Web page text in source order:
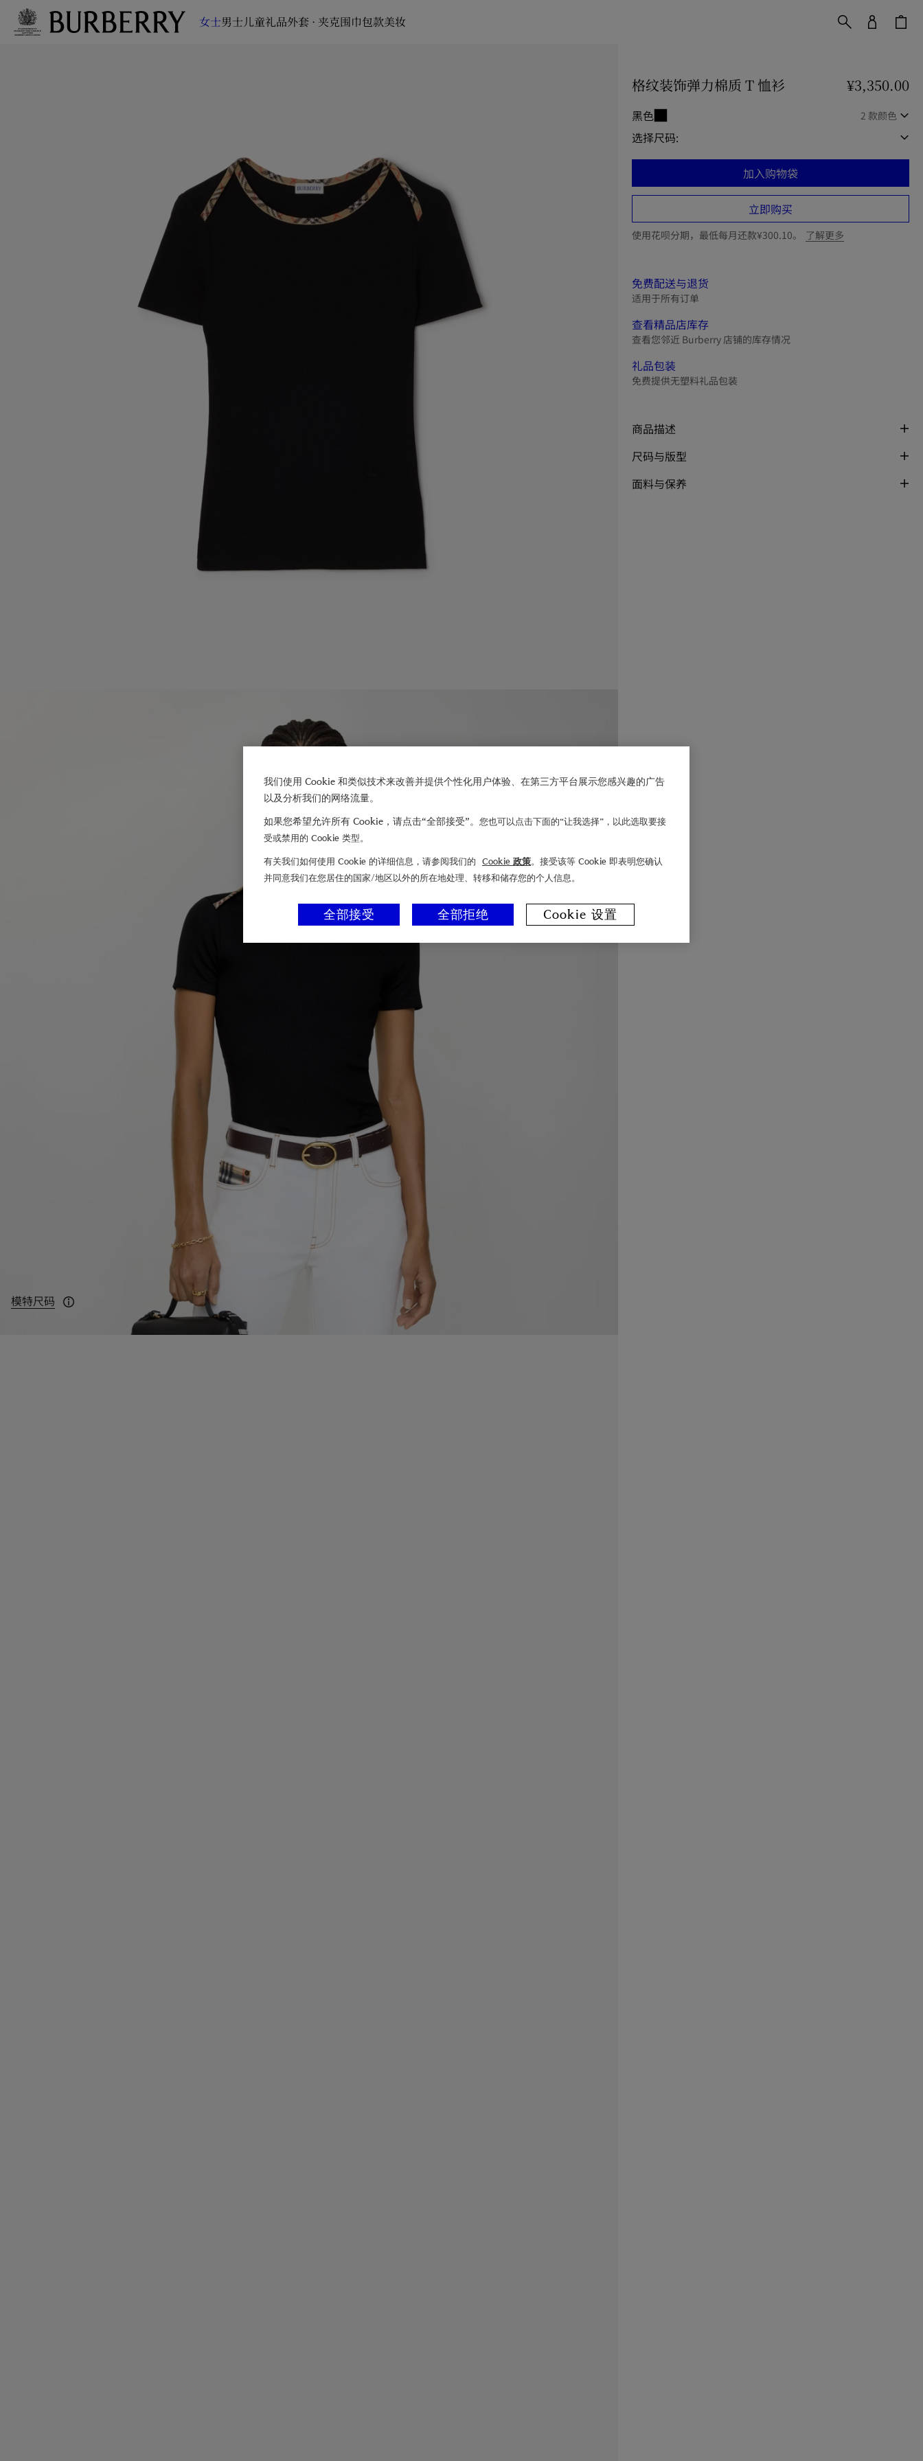
女士男士儿童礼品外套 · 夹克围巾包款美妆
模特尺码
模特身高 175cm，身穿 UK XS 码。
格纹装饰弹力棉质 T 恤衫 价格 ¥3,350.00¥3,350.00
黑色 2 款颜色
选择尺码:
加入购物袋
立即购买
使用花呗分期，最低每月还款¥300.10。 了解更多
免费配送与退货
适用于所有订单
查看精品店库存
查看您邻近 Burberry 店铺的库存情况
礼品包装
免费提供无塑料礼品包装
商品描述
尺码与版型
面料与保养
我们使用 Cookie 和类似技术来改善并提供个性化用户体验、在第三方平台展示您感兴趣的广告
以及分析我们的网络流量。
如果您希望允许所有 Cookie，请点击“全部接受”。 您也可以点击下面的“让我选择”，以此选取要接
受或禁用的 Cookie 类型。
有关我们如何使用 Cookie 的详细信息，请参阅我们的 Cookie 政策。接受该等 Cookie 即表明您确认
并同意我们在您居住的国家/地区以外的所在地处理、转移和储存您的个人信息。
全部拒绝
全部接受 Cookie 设置